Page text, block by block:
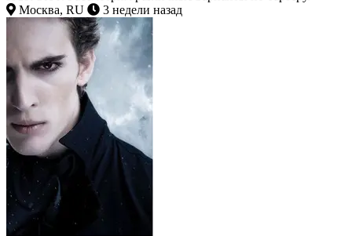
Москва, RU
3 недели назад